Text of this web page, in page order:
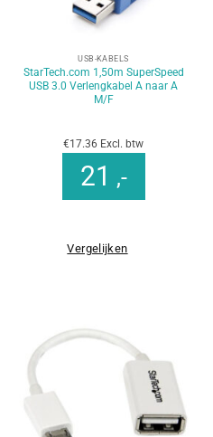
USB-KABELS
StarTech.com 1,50m SuperSpeed
USB 3.0 Verlengkabel A naar A
M/F
€17.36 Excl. btw
21 ,-
Vergelijken